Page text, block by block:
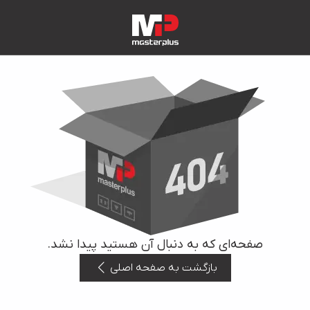
صفحه‌ای که به دنبال آن هستید پیدا نشد.
بازگشت به صفحه اصلی